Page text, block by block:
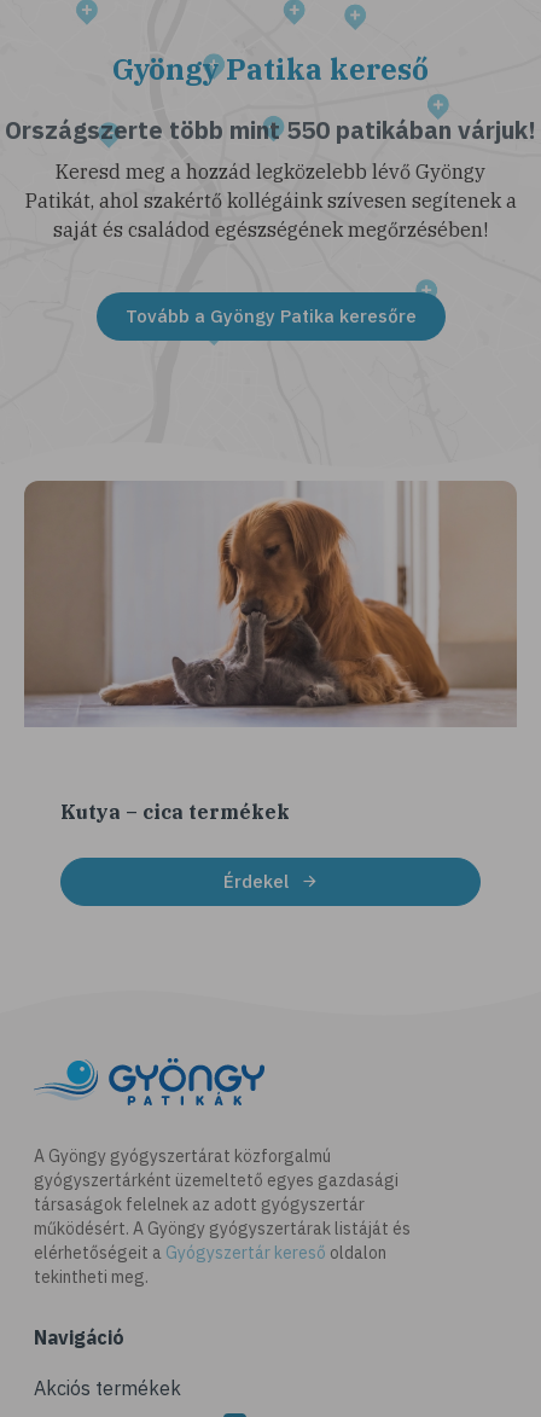
Gyöngy Patika kereső
Országszerte több mint 550 patikában várjuk!
Keresd meg a hozzád legközelebb lévő Gyöngy
Patikát, ahol szakértő kollégáink szívesen segítenek a
saját és családod egészségének megőrzésében!
Tovább a Gyöngy Patika keresőre
Kutya – cica termékek
Érdekel
A Gyöngy gyógyszertárat közforgalmú
gyógyszertárként üzemeltető egyes gazdasági
társaságok felelnek az adott gyógyszertár
működésért. A Gyöngy gyógyszertárak listáját és
elérhetőségeit a Gyógyszertár kereső oldalon
tekintheti meg.
Navigáció
Akciós termékek